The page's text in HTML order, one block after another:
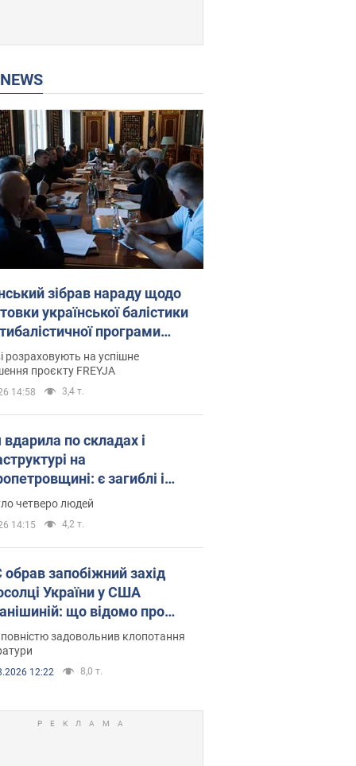
NEWS
зібрав нараду щодо
української балістики
які рішення готуються
розраховують на успішне
проєкту FREYJA
14:58 3,4 т.
вдарила по складах і
на
є загиблі і
Фото
четверо людей
14:15 4,2 т.
захід
України у США
що відомо про
задовольнив клопотання
12:22 8,0 т.